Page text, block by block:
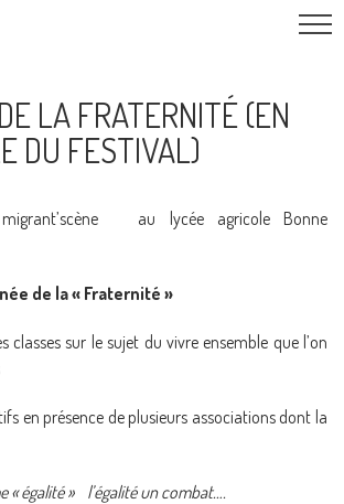
LA FRATERNITÉ (EN
DU FESTIVAL)
au lycée agricole Bonne
de la « Fraternité »
classes sur le sujet du vivre ensemble que l’on
en présence de plusieurs associations dont la
« égalité » l’égalité un combat….